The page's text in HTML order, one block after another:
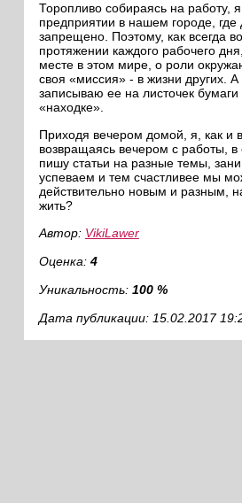
Торопливо собираясь на работу,
предприятии в нашем городе, где
запрещено. Поэтому, как всегда
протяжении каждого рабочего
месте в этом мире, о роли
своя «миссия» - в жизни других.
записываю ее на листочек
«находке».
Приходя вечером домой, я, как и
возвращаясь вечером с работы,
пишу статьи на разные темы,
успеваем и тем счастливее мы
действительно новым и разным,
жить?
Автор: VikiLawer
Оценка: 4
Уникальность: 100 %
Дата публикации: 15.02.2017